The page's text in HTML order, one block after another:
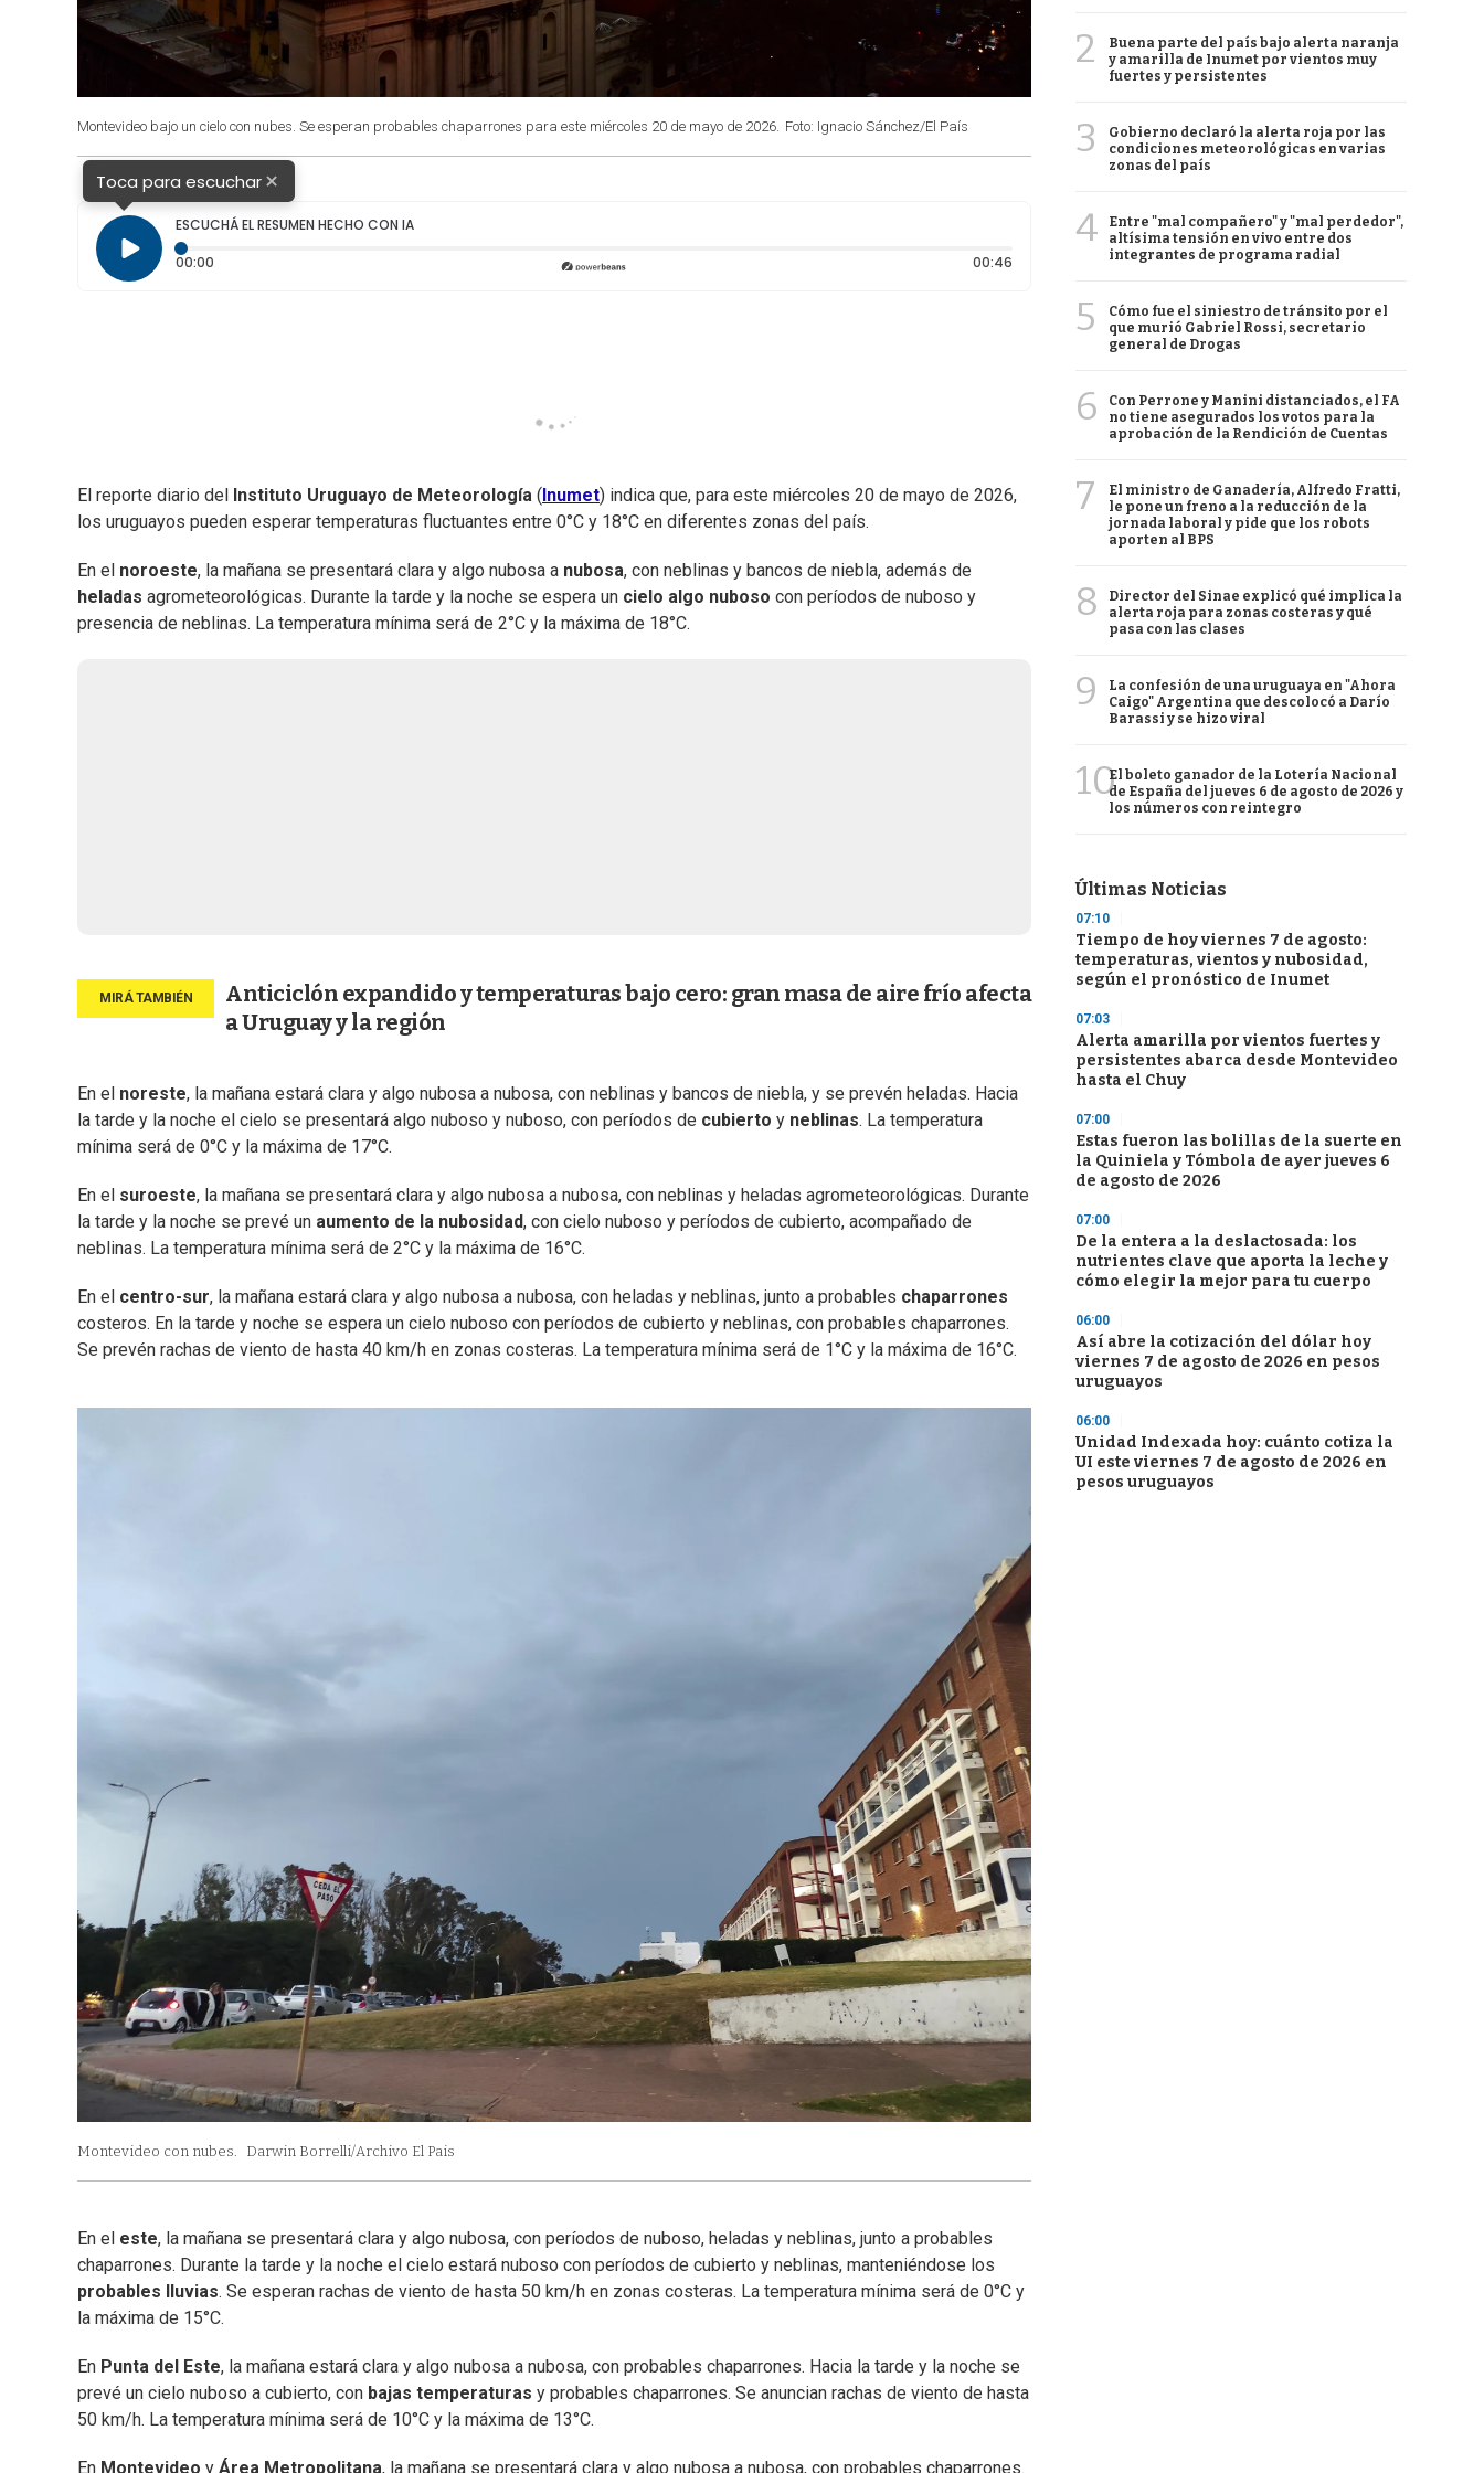
Montevideo bajo un cielo con nubes. Se esperan probables chaparrones para este miércoles 20 de mayo de 2026. Foto: Ignacio Sánchez/El País
Toca para escuchar×
ESCUCHÁ EL RESUMEN HECHO CON IA
00:00
00:46Duración: 46 segundos
El reporte diario del Instituto Uruguayo de Meteorología ( Inumet) indica que, para este miércoles 20 de mayo de 2026,
los uruguayos pueden esperar temperaturas fluctuantes entre 0°C y 18°C en diferentes zonas del país.
En el noroeste, la mañana se presentará clara y algo nubosa a nubosa, con neblinas y bancos de niebla, además de
heladas agrometeorológicas. Durante la tarde y la noche se espera un cielo algo nuboso con períodos de nuboso y
presencia de neblinas. La temperatura mínima será de 2°C y la máxima de 18°C.
Anticiclón expandido y temperaturas bajo cero: gran masa de aire frío afecta
a Uruguay y la región
En el noreste, la mañana estará clara y algo nubosa a nubosa, con neblinas y bancos de niebla, y se prevén heladas. Hacia
la tarde y la noche el cielo se presentará algo nuboso y nuboso, con períodos de cubierto y neblinas. La temperatura
mínima será de 0°C y la máxima de 17°C.
En el suroeste, la mañana se presentará clara y algo nubosa a nubosa, con neblinas y heladas agrometeorológicas. Durante
la tarde y la noche se prevé un aumento de la nubosidad, con cielo nuboso y períodos de cubierto, acompañado de
neblinas. La temperatura mínima será de 2°C y la máxima de 16°C.
En el centro-sur, la mañana estará clara y algo nubosa a nubosa, con heladas y neblinas, junto a probables chaparrones
costeros. En la tarde y noche se espera un cielo nuboso con períodos de cubierto y neblinas, con probables chaparrones.
Se prevén rachas de viento de hasta 40 km/h en zonas costeras. La temperatura mínima será de 1°C y la máxima de 16°C.
Montevideo con nubes. Darwin Borrelli/Archivo El Pais
En el este, la mañana se presentará clara y algo nubosa, con períodos de nuboso, heladas y neblinas, junto a probables
chaparrones. Durante la tarde y la noche el cielo estará nuboso con períodos de cubierto y neblinas, manteniéndose los
probables lluvias. Se esperan rachas de viento de hasta 50 km/h en zonas costeras. La temperatura mínima será de 0°C y
la máxima de 15°C.
En Punta del Este, la mañana estará clara y algo nubosa a nubosa, con probables chaparrones. Hacia la tarde y la noche se
prevé un cielo nuboso a cubierto, con bajas temperaturas y probables chaparrones. Se anuncian rachas de viento de hasta
50 km/h. La temperatura mínima será de 10°C y la máxima de 13°C.
En Montevideo y Área Metropolitana, la mañana se presentará clara y algo nubosa a nubosa, con probables chaparrones.
2
Buena parte del país bajo alerta naranja
y amarilla de Inumet por vientos muy
fuertes y persistentes
3
Gobierno declaró la alerta roja por las
condiciones meteorológicas en varias
zonas del país
4
Entre "mal compañero" y "mal perdedor",
altísima tensión en vivo entre dos
integrantes de programa radial
5
Cómo fue el siniestro de tránsito por el
que murió Gabriel Rossi, secretario
general de Drogas
6
Con Perrone y Manini distanciados, el FA
no tiene asegurados los votos para la
aprobación de la Rendición de Cuentas
7
El ministro de Ganadería, Alfredo Fratti,
le pone un freno a la reducción de la
jornada laboral y pide que los robots
aporten al BPS
8
Director del Sinae explicó qué implica la
alerta roja para zonas costeras y qué
pasa con las clases
9
La confesión de una uruguaya en "Ahora
Caigo" Argentina que descolocó a Darío
Barassi y se hizo viral
10El boleto ganador de la Lotería Nacional
de España del jueves 6 de agosto de 2026 y
los números con reintegro
Últimas Noticias
07:10
Tiempo de hoy viernes 7 de agosto:
temperaturas, vientos y nubosidad,
según el pronóstico de Inumet
07:03
Alerta amarilla por vientos fuertes y
persistentes abarca desde Montevideo
hasta el Chuy
07:00
Estas fueron las bolillas de la suerte en
la Quiniela y Tómbola de ayer jueves 6
de agosto de 2026
07:00
De la entera a la deslactosada: los
nutrientes clave que aporta la leche y
cómo elegir la mejor para tu cuerpo
06:00
Así abre la cotización del dólar hoy
viernes 7 de agosto de 2026 en pesos
uruguayos
06:00
Unidad Indexada hoy: cuánto cotiza la
UI este viernes 7 de agosto de 2026 en
pesos uruguayos